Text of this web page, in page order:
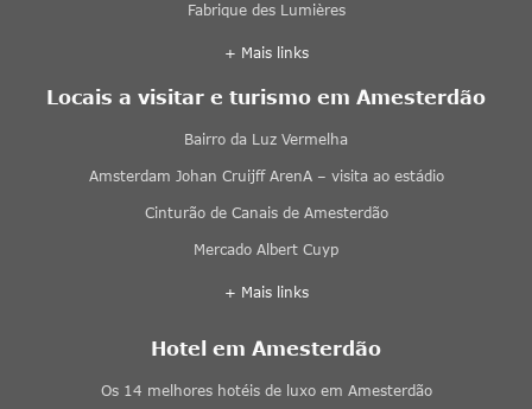
Fabrique des Lumières
+ Mais links
Locais a visitar e turismo em Amesterdão
Bairro da Luz Vermelha
Amsterdam Johan Cruijff ArenA – visita ao estádio
Cinturão de Canais de Amesterdão
Mercado Albert Cuyp
+ Mais links
Hotel em Amesterdão
Os 14 melhores hotéis de luxo em Amesterdão